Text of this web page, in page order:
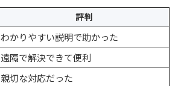
評判
わかりやすい説明で助かった
遠隔で解決できて便利
親切な対応だった